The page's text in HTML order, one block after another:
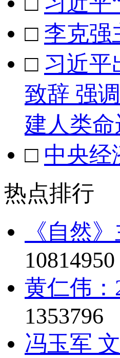
□ 李克强
□ 习近平
致辞 强
建人类
□ 中央经
热点排行
《自然
10814950
黄仁伟
1353796
冯玉军